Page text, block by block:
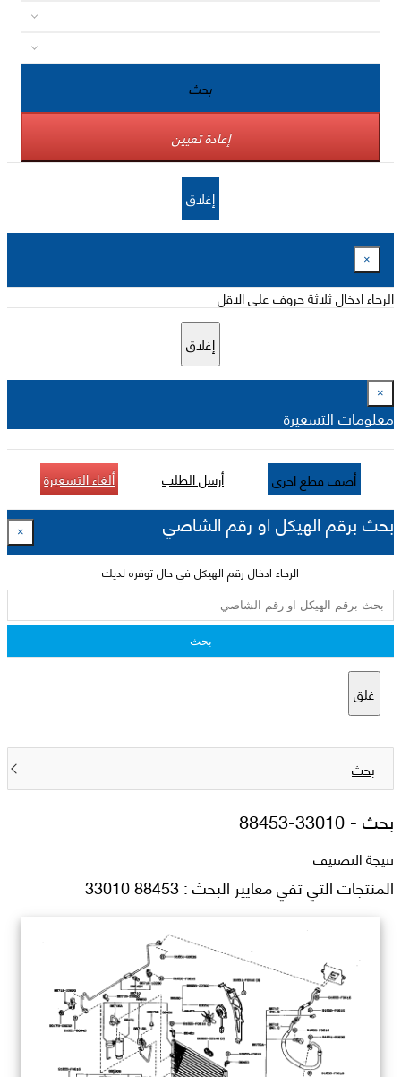
بحث
إعادة تعيين
إغلاق
×
الرجاء ادخال ثلاثة حروف على الاقل
إغلاق
×
معلومات التسعيرة
أضف قطع اخرى أرسل الطلب ألغاء التسعيرة
بحث برقم الهيكل او رقم الشاصي ×
الرجاء ادخال رقم الهيكل في حال توفره لديك
بحث
غلق
بحث
بحث -88453-33010
نتيجة التصنيف
المنتجات التي تفي معايير البحث : 88453 33010